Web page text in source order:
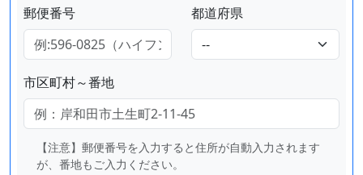
郵便番号
都道府県
市区町村～番地
【注意】郵便番号を入力すると住所が自動入力されます
が、番地もご入力ください。